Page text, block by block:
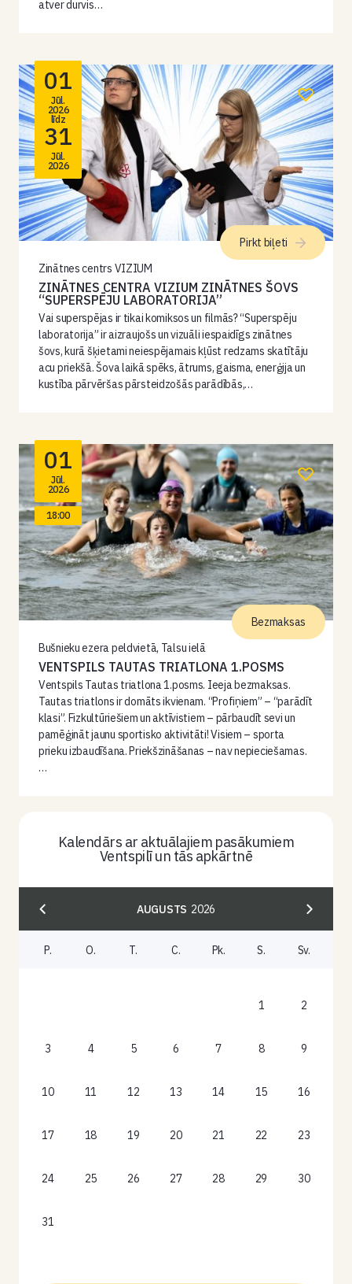
atver durvis…
01
Jūl.
2026
līdz
31
Jūl.
2026
Zinātnes centrs VIZIUM
ZINĀTNES CENTRA VIZIUM ZINĀTNES ŠOVS
“SUPERSPĒJU LABORATORIJA”
Vai superspējas ir tikai komiksos un filmās? “Superspēju
laboratorija” ir aizraujošs un vizuāli iespaidīgs zinātnes
šovs, kurā šķietami neiespējamais kļūst redzams skatītāju
acu priekšā. Šova laikā spēks, ātrums, gaisma, enerģija un
kustība pārvēršas pārsteidzošās parādībās,…
Pirkt biļeti
01
Jūl.
2026
18:00
Bušnieku ezera peldvietā, Talsu ielā
VENTSPILS TAUTAS TRIATLONA 1.POSMS
Ventspils Tautas triatlona 1.posms. Ieeja bezmaksas.
Tautas triatlons ir domāts ikvienam. “Profiņiem” – “parādīt
klasi”. Fizkultūriešiem un aktīvistiem – pārbaudīt sevi un
pamēģināt jaunu sportisko aktivitāti! Visiem – sporta
prieku izbaudīšana. Priekšzināšanas – nav nepieciešamas.
…
Bezmaksas
Kalendārs ar aktuālajiem pasākumiem
Ventspilī un tās apkārtnē
AUGUSTS 2026
P. O. T. C. Pk. S. Sv.
1 2
3 4 5 6 7 8 9
10 11 12 13 14 15 16
17 18 19 20 21 22 23
24 25 26 27 28 29 30
31